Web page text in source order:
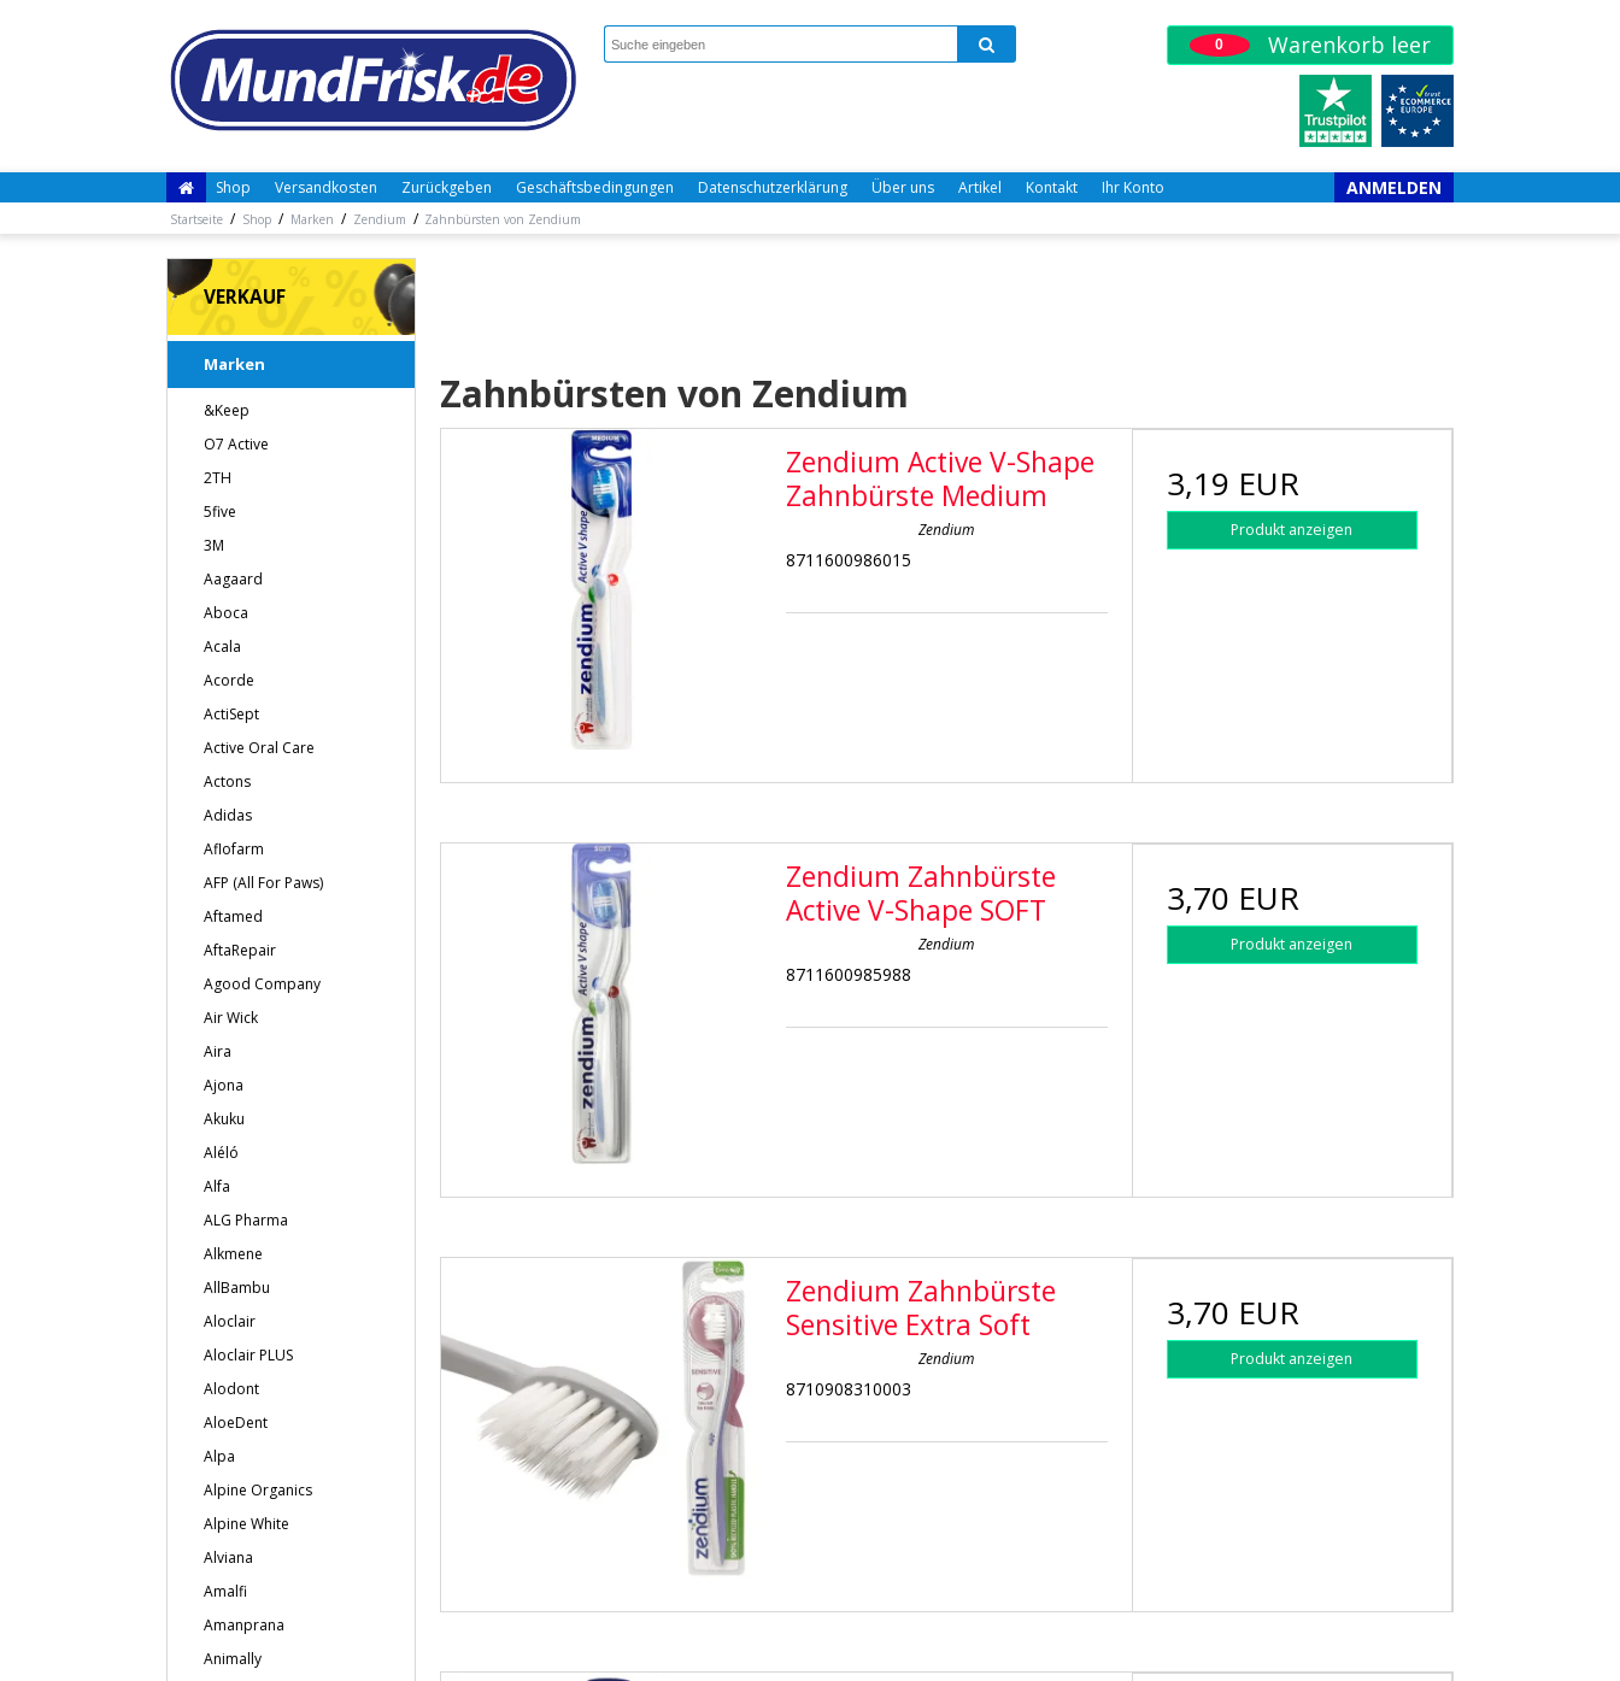
0 Warenkorb leer
Shop Versandkosten Zurückgeben Geschäftsbedingungen Datenschutzerklärung Über uns Artikel Kontakt Ihr Konto ANMELDEN
Startseite / Shop / Marken / Zendium / Zahnbürsten von Zendium
VERKAUF
Marken
&Keep
O7 Active
2TH
5five
3M
Aagaard
Aboca
Acala
Acorde
ActiSept
Active Oral Care
Actons
Adidas
Aflofarm
AFP (All For Paws)
Aftamed
AftaRepair
Agood Company
Air Wick
Aira
Ajona
Akuku
Aléló
Alfa
ALG Pharma
Alkmene
AllBambu
Aloclair
Aloclair PLUS
Alodont
AloeDent
Alpa
Alpine Organics
Alpine White
Alviana
Amalfi
Amanprana
Animally
Zahnbürsten von Zendium
Zendium Active V-Shape
Zahnbürste Medium
Zendium
8711600986015
3,19 EUR
Produkt anzeigen
Zendium Zahnbürste
Active V-Shape SOFT
Zendium
8711600985988
3,70 EUR
Produkt anzeigen
Zendium Zahnbürste
Sensitive Extra Soft
Zendium
8710908310003
3,70 EUR
Produkt anzeigen